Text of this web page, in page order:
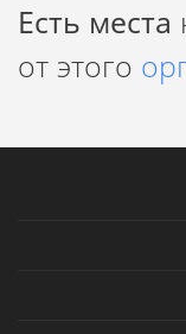
Есть места
от этого